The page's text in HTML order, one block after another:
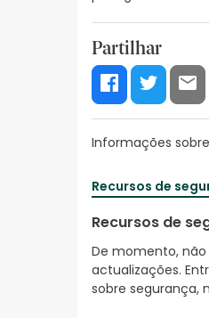
Partilhar
Informações
Recursos de
Recursos de
De momento,
actualizações.
sobre segurança,